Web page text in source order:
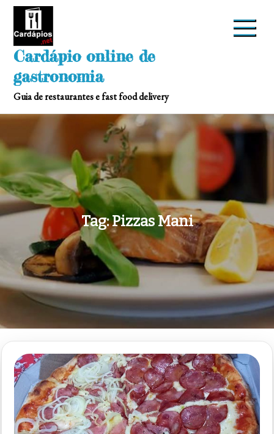
Skip
Cardápio online de
gastronomia
Guia de restaurantes e fast food delivery
Tag:Pizzas Mani